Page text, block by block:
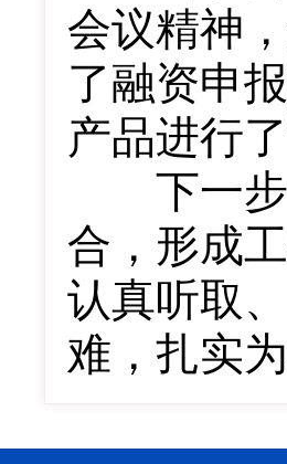
会议精神
了融资申
产品进行
下一步
合，形成
认真听取
难，扎实